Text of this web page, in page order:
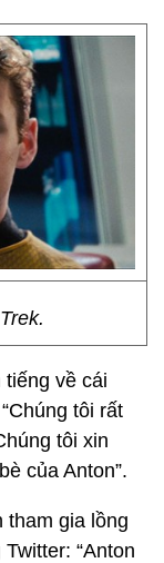
tiếng về cái
tôi rất
tôi xin
của Anton”.
tham gia lồng
“Anton